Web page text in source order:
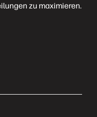
zu maximieren.